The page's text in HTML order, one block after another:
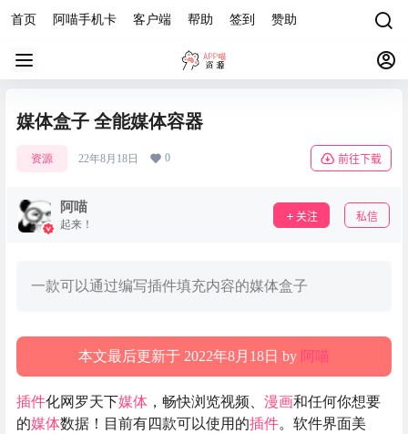
首页 阿喵手机卡 客户端 帮助 签到 赞助
媒体盒子 全能媒体容器
资源 22年8月18日 0 前往下载
阿喵
起来！
关注 私信
一款可以通过编写插件填充内容的媒体盒子
本文最后更新于 2022年8月18日 by 阿喵
插件化网罗天下媒体 ，畅快浏览视频、 漫画和任何你想要
的媒体数据！目前有四款可以使用的插件。软件界面美